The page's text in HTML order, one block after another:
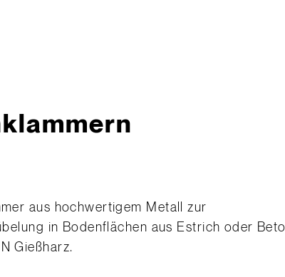
aus hochwertigem Metall zur
in Bodenflächen aus Estrich oder
Gießharz.